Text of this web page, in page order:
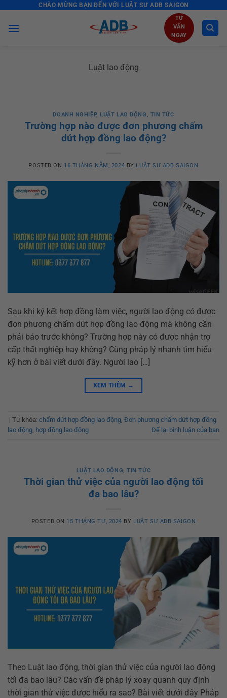
content
CHÀO MỪNG BẠN ĐẾN VỚI LUẬT SƯ ADB SAIGON
TƯ
VẤN
NGAY
Luật lao động
DOANH NGHIỆP, LUẬT LAO ĐỘNG , TIN TỨC
Trường hợp nào được đơn phương chấm
dứt hợp đồng lao động?
POSTED ON 16 THÁNG NĂM, 2024 BY LUẬT SƯ ADB SAIGON
Sau khi ký kết hợp đồng làm việc, người lao động có được
đơn phương chấm dứt hợp đồng lao động mà không cần
phải báo trước không? Trường hợp này có được nhận trợ
cấp thất nghiệp hay không? Cùng pháp lý nhanh tìm hiểu
kỹ hơn ở bài viết dưới đây. Người lao […]
XEM THÊM →
| Từ khóa: chấm dứt hợp đồng lao động, Đơn phương chấm dứt hợp đồng
lao động, hợp đồng lao động Để lại bình luận của bạn
LUẬT LAO ĐỘNG,TIN TỨC
Thời gian thử việc của người lao động tối
đa bao lâu?
POSTED ON 15 THÁNG TƯ, 2024 BY LUẬT SƯ ADB SAIGON
Theo Luật lao động, thời gian thử việc của người lao động
tối đa bao lâu? Các vấn đề pháp lý xoay quanh quy định
thời gian thử việc được hiểu ra sao? Bài viết dưới đây Pháp